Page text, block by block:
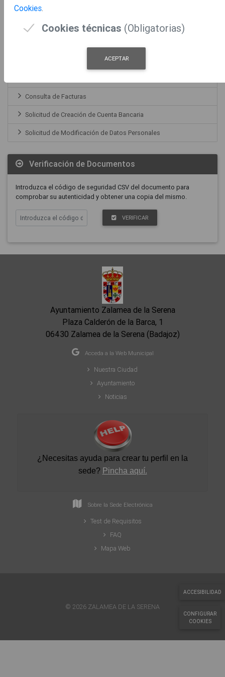
Portal del Proveedor
Consulta de Facturas
Solicitud de Creación de Cuenta Bancaria
Solicitud de Modificación de Datos Personales
Verificación de Documentos
Introduzca el código de seguridad CSV del documento para
comprobar su autenticidad y obtener una copia del mismo.
VERIFICAR
Ayuntamiento Zalamea de la Serena
Plaza Calderón de la Barca, 1
06430 Zalamea de la Serena (Badajoz)
Acceda a la Web Municipal
Nuestra Ciudad
Ayuntamiento
Noticias
¿Necesitas ayuda para crear tu perfil en la
sede? Pincha aquí.
Sobre la Sede Electrónica
Test de Requisitos
FAQ
Mapa Web
© 2026 ZALAMEA DE LA SERENA
ACCESIBILIDAD
CONFIGURAR
COOKIES
Cookies.
Cookies técnicas (Obligatorias)
ACEPTAR